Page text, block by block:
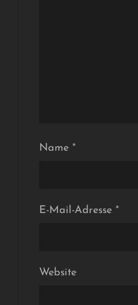
Name *
E-Mail-Adresse *
Website